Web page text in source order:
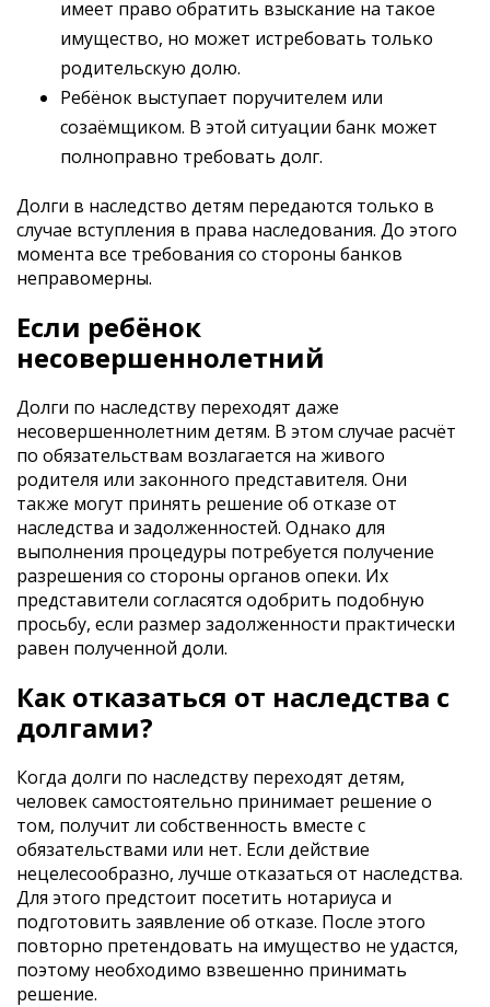
имеет право обратить взыскание на такое
имущество, но может истребовать только
родительскую долю.
Ребёнок выступает поручителем или
созаёмщиком. В этой ситуации банк может
полноправно требовать долг.
Долги в наследство детям передаются только в
случае вступления в права наследования. До этого
момента все требования со стороны банков
неправомерны.
Если ребёнок
несовершеннолетний
Долги по наследству переходят даже
несовершеннолетним детям. В этом случае расчёт
по обязательствам возлагается на живого
родителя или законного представителя. Они
также могут принять решение об отказе от
наследства и задолженностей. Однако для
выполнения процедуры потребуется получение
разрешения со стороны органов опеки. Их
представители согласятся одобрить подобную
просьбу, если размер задолженности практически
равен полученной доли.
Как отказаться от наследства с
долгами?
Когда долги по наследству переходят детям,
человек самостоятельно принимает решение о
том, получит ли собственность вместе с
обязательствами или нет. Если действие
нецелесообразно, лучше отказаться от наследства.
Для этого предстоит посетить нотариуса и
подготовить заявление об отказе. После этого
повторно претендовать на имущество не удастся,
поэтому необходимо взвешенно принимать
решение.